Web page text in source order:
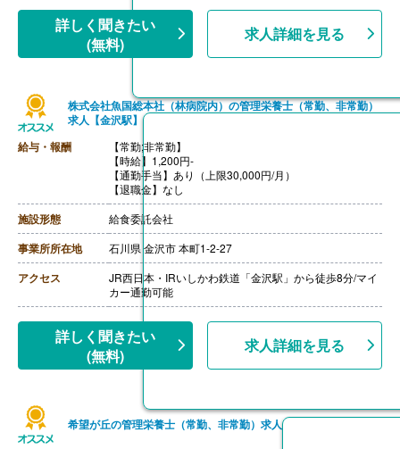
資格手当5,000円
職務手当8,000円
詳しく聞きたい
(無料)
求人詳細を見る
株式会社魚国総本社（林病院内）の管理栄養士（常勤、非常勤）
求人【金沢駅】
給与・報酬
【常勤;非常勤】
【時給】1,200円-
【通勤手当】あり（上限30,000円/月）
【退職金】なし
施設形態 給食委託会社
事業所所在地 石川県 金沢市 本町1-2-27
アクセス
JR西日本・IRいしかわ鉄道「金沢駅」から徒歩8分/マイ
カー通勤可能
詳しく聞きたい
(無料)
求人詳細を見る
希望が丘の管理栄養士（常勤、非常勤）求人